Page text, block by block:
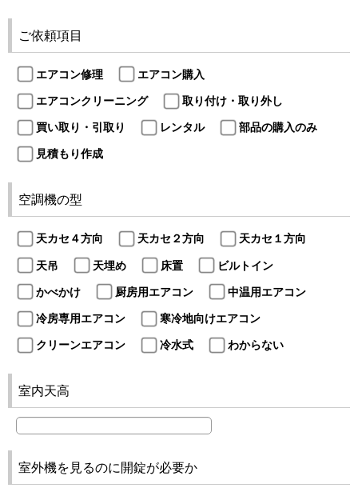
ご依頼項目
エアコン修理
エアコン購入
エアコンクリーニング
取り付け・取り外し
買い取り・引取り
レンタル
部品の購入のみ
見積もり作成
空調機の型
天カセ４方向 天カセ２方向
天カセ１方向
天吊
天埋め 床置
ビルトイン
かべかけ
厨房用エアコン
中温用エアコン
冷房専用エアコン
寒冷地向けエアコン
クリーンエアコン
冷水式 わからない
室内天高
室外機を見るのに開錠が必要か